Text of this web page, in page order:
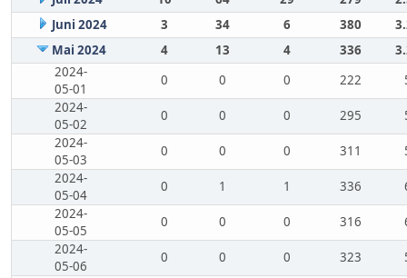
Juni 2024
3 34 6 380
Mai 2024
4 13 4 336
2024-
05-01
0 0 0 222
2024-
05-02
0 0 0 295
2024-
05-03
0 0 0 311
2024-
05-04
0 1 1 336
2024-
05-05
0 0 0 316
2024-
05-06
0 0 0 323